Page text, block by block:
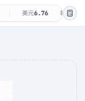
美元6.76 韩元